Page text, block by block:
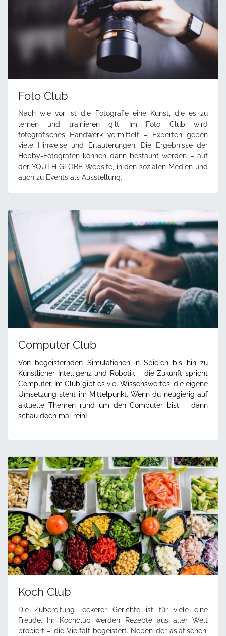
Foto Club
Nach wie vor ist die Fotografie eine Kunst, die es zu
lernen und trainieren gilt. Im Foto Club wird
fotografisches Handwerk vermittelt – Experten geben
viele Hinweise und Erläuterungen. Die Ergebnisse der
Hobby-Fotografen können dann bestaunt werden – auf
der YOUTH GLOBE Website, in den sozialen Medien und
auch zu Events als Ausstellung.
Computer Club
Von begeisternden Simulationen in Spielen bis hin zu
Künstlicher Intelligenz und Robotik – die Zukunft spricht
Computer. Im Club gibt es viel Wissenswertes, die eigene
Umsetzung steht im Mittelpunkt. Wenn du neugierig auf
aktuelle Themen rund um den Computer bist – dann
schau doch mal rein!
Koch Club
Die Zubereitung leckerer Gerichte ist für viele eine
Freude. Im Kochclub werden Rezepte aus aller Welt
probiert – die Vielfalt begeistert. Neben der asiatischen,